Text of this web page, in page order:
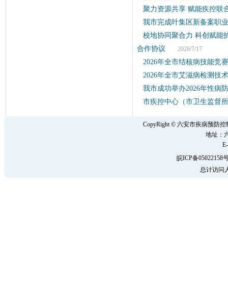
聚力资源共享 赋能疾控联
我市完成叶集区新备案职
校地协同聚合力 科创赋能
合作协议 2026/7/17
2026年全市结核病技能竞
2026年全市艾滋病检测技
我市成功举办2026年性病
市疾控中心（市卫生监督
CopyRight © 六安市疾病预防
地址：
皖ICP备05022158
总计访问